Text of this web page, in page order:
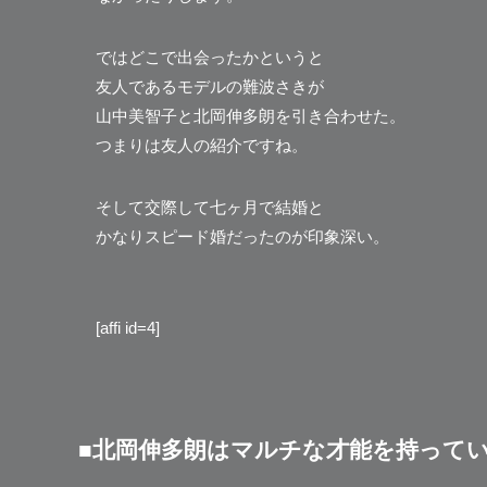
ではどこで出会ったかというと
友人であるモデルの難波さきが
山中美智子と北岡伸多朗を引き合わせた。
つまりは友人の紹介ですね。
そして交際して七ヶ月で結婚と
かなりスピード婚だったのが印象深い。
[affi id=4]
■北岡伸多朗はマルチな才能を持って